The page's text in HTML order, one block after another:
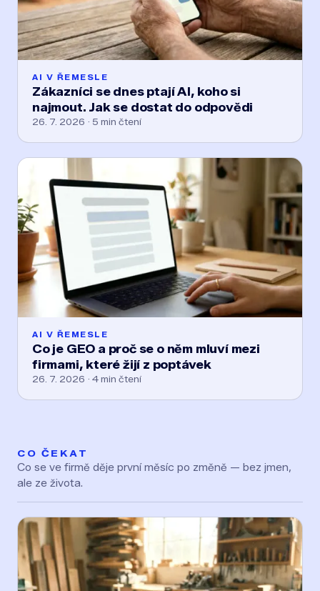
AI V ŘEMESLE
Zákazníci se dnes ptají AI, koho si
najmout. Jak se dostat do odpovědi
26. 7. 2026 · 5 min čtení
AI V ŘEMESLE
Co je GEO a proč se o něm mluví mezi
firmami, které žijí z poptávek
26. 7. 2026 · 4 min čtení
CO ČEKAT
Co se ve firmě děje první měsíc po změně — bez jmen,
ale ze života.